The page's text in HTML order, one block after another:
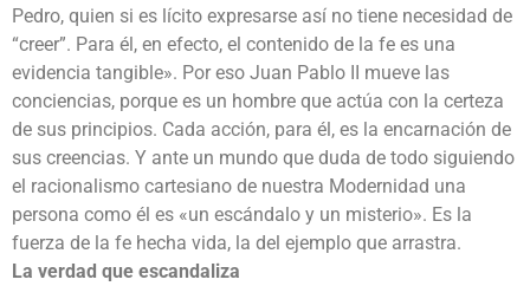
Pedro, quien si es lícito expresarse así no tiene necesidad de
“creer”. Para él, en efecto, el contenido de la fe es una
evidencia tangible». Por eso Juan Pablo II mueve las
conciencias, porque es un hombre que actúa con la certeza
de sus principios. Cada acción, para él, es la encarnación de
sus creencias. Y ante un mundo que duda de todo siguiendo
el racionalismo cartesiano de nuestra Modernidad una
persona como él es «un escándalo y un misterio». Es la
fuerza de la fe hecha vida, la del ejemplo que arrastra.
La verdad que escandaliza